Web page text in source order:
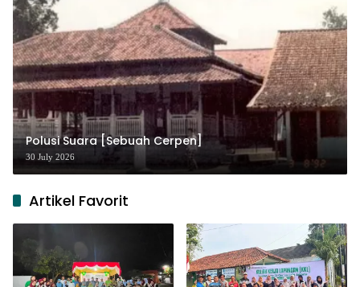
Polusi Suara [Sebuah Cerpen]
30 July 2026
Artikel Favorit